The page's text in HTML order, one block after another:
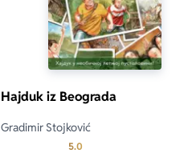
Hajduk iz Beograda
Gradimir Stojković
5.0